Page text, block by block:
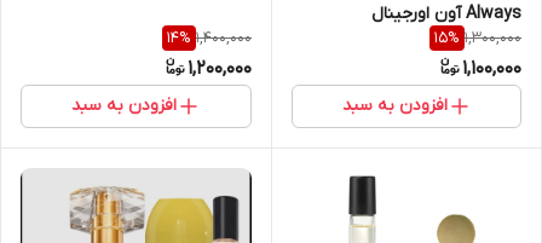
Always آون اورجینال
1,300,000
15%
1,100,000
افزودن به سبد
ویتامین E اورجینال
1,400,000
14%
1,200,000
افزودن به سبد